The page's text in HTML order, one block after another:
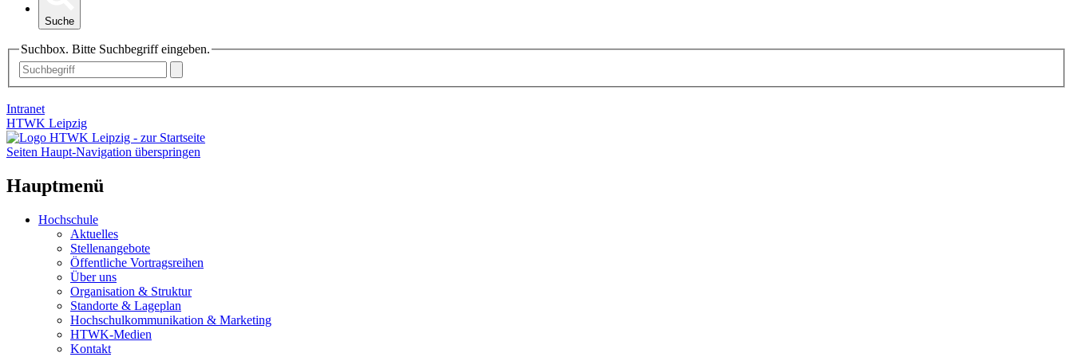
Suche
Suchbox. Bitte Suchbegriff eingeben.
Intranet
HTWK Leipzig
Seiten Haupt-Navigation überspringen
Hauptmenü
Hochschule
Aktuelles
Stellenangebote
Öffentliche Vortragsreihen
Über uns
Organisation & Struktur
Standorte & Lageplan
Hochschulkommunikation & Marketing
HTWK-Medien
Kontakt